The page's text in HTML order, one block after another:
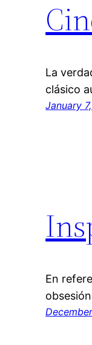
La
clásico
January
En